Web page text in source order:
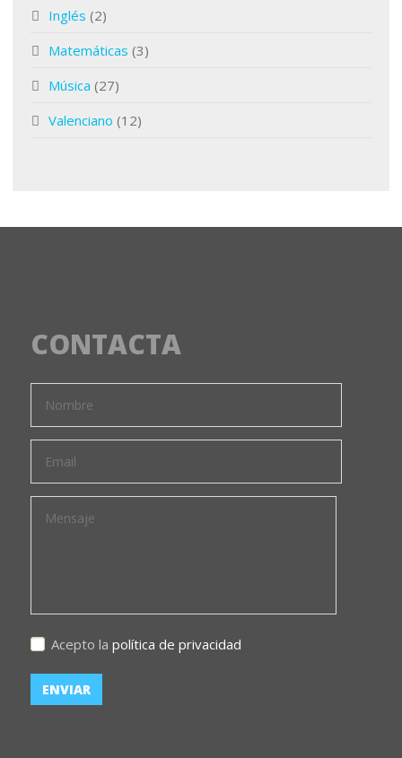
Inglés (2)
Matemáticas (3)
Música (27)
Valenciano (12)
CONTACTA
Acepto la política de privacidad